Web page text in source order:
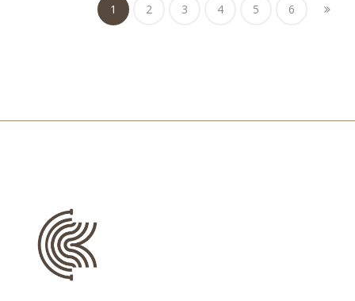
1 2 3 4 5 6